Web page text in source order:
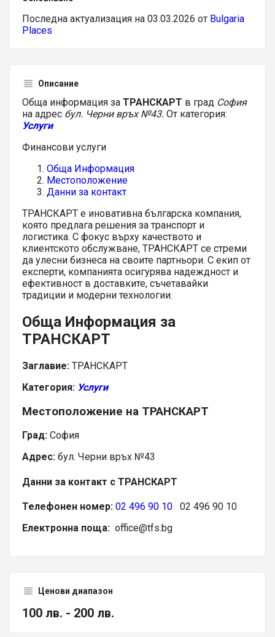
Последна актуализация на 03.03.2026 от Bulgaria
Places
Описание
Обща информация за ТРАНСКАРТ в град София
на адрес бул. Черни връх №43. От категория:
Услуги
Финансови услуги
Обща Информация
Местоположение
Данни за контакт
ТРАНСКАРТ е иновативна българска компания,
която предлага решения за транспорт и
логистика. С фокус върху качеството и
клиентското обслужване, ТРАНСКАРТ се стреми
да улесни бизнеса на своите партньори. С екип от
експерти, компанията осигурява надеждност и
ефективност в доставките, съчетавайки
традиции и модерни технологии.
Обща Информация за
ТРАНСКАРТ
Заглавие: ТРАНСКАРТ
Категория: Услуги
Местоположение на ТРАНСКАРТ
Град: София
Адрес: бул. Черни връх №43
Данни за контакт с ТРАНСКАРТ
Телефонен номер: 02 496 90 10 02 496 90 10
Електронна поща: office@tfs.bg
Ценови диапазон
100 лв. - 200 лв.